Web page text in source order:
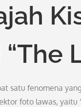
satu fenomena
foto lawas, yaitu